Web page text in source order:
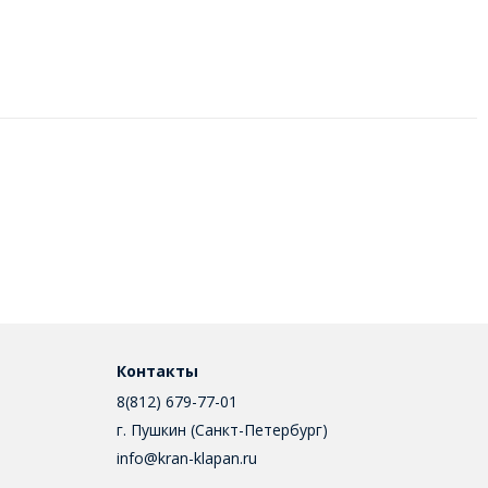
Контакты
8(812) 679-77-01
г. Пушкин (Санкт-Петербург)
info@kran-klapan.ru